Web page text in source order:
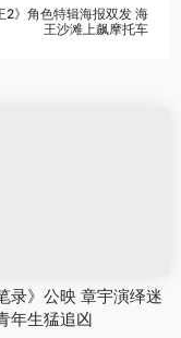
2》角色特辑海报双发 海
王沙滩上飙摩托车
录》公映 章宇演绎迷
年生猛追凶